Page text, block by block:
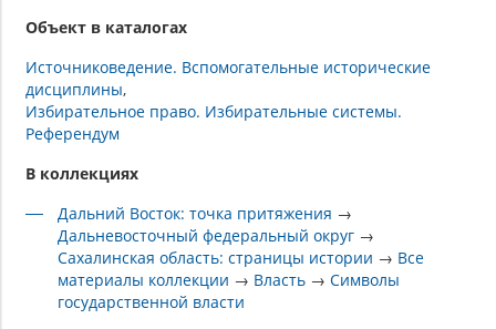
Объект в каталогах
Источниковедение. Вспомогательные исторические
дисциплины
Избирательное право. Избирательные системы.
Референдум
В коллекциях
Дальний Восток: точка притяжения →
Дальневосточный федеральный округ →
Сахалинская область: страницы истории → Все
материалы коллекции → Власть →Символы
государственной власти